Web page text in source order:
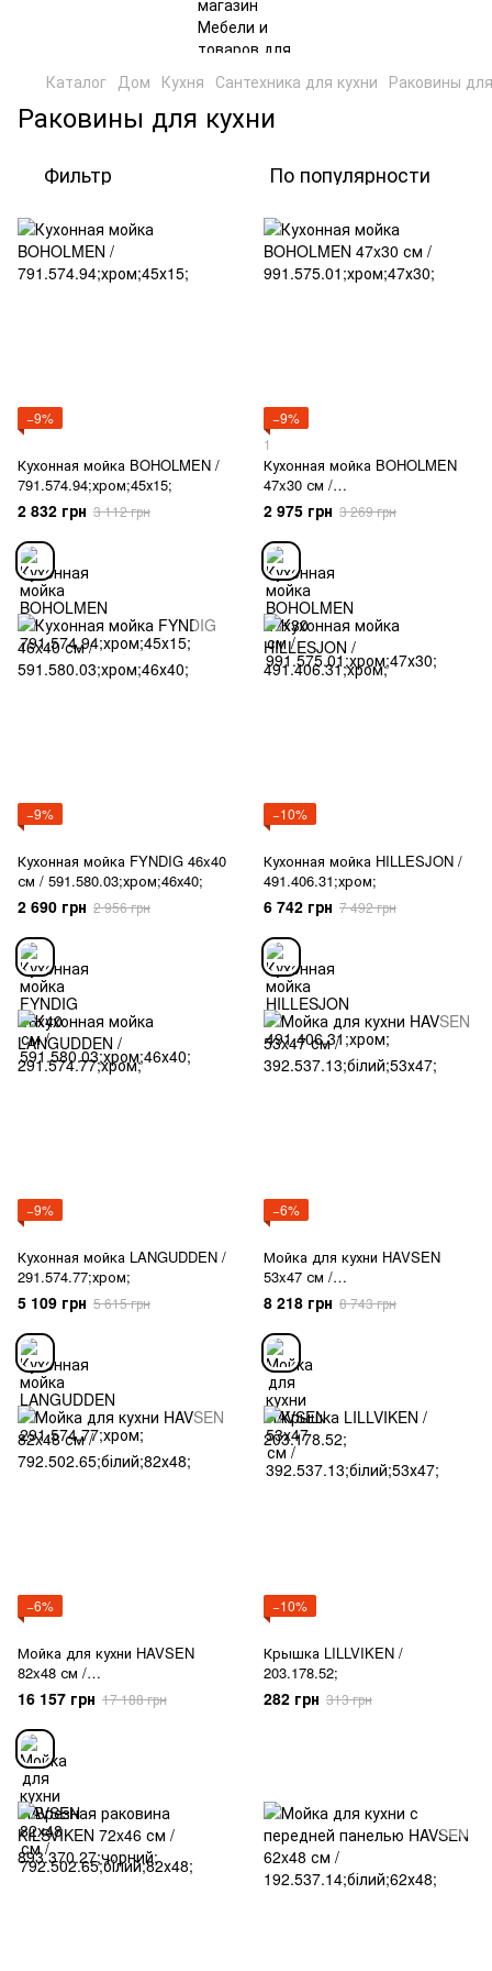
Каталог Дом Кухня Сантехника для кухни Раковины
Раковины для кухни
Фильтр По популярности
−9%
Кухонная мойка BOHOLMEN /
791.574.94;хром;45х15;
2 832 грн 3 112 грн
−9%
1
Кухонная мойка BOHOLMEN
47x30 см /
991.575.01;хром;47х30;
2 975 грн 3 269 грн
−9%
Кухонная мойка FYNDIG 46x40
см / 591.580.03;хром;46х40;
2 690 грн 2 956 грн
−10%
Кухонная мойка HILLESJON /
491.406.31;хром;
6 742 грн 7 492 грн
−9%
Кухонная мойка LANGUDDEN /
291.574.77;хром;
5 109 грн 5 615 грн
−6%
Мойка для кухни HAVSEN
53x47 см /
392.537.13;білий;53х47;
8 218 грн 8 743 грн
−6%
Мойка для кухни HAVSEN
82x48 см /
792.502.65;білий;82х48;
16 157 грн 17 188 грн
−10%
Крышка LILLVIKEN /
203.178.52;
282 грн 313 грн